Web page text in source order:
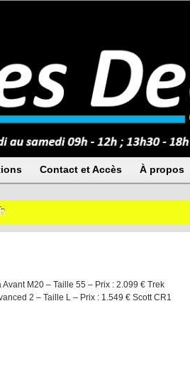
Contact et Accès À propos
M20 – Taille 55 – Prix : 2.099 € Trek
2 – Taille L – Prix : 1.549 € Scott CR1